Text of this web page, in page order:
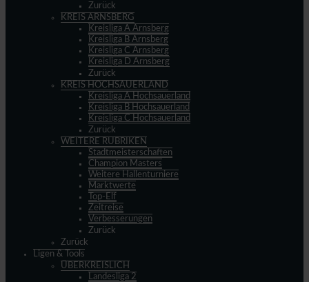
Zurück
KREIS ARNSBERG
Kreisliga A Arnsberg
Kreisliga B Arnsberg
Kreisliga C Arnsberg
Kreisliga D Arnsberg
Zurück
KREIS HOCHSAUERLAND
Kreisliga A Hochsauerland
Kreisliga B Hochsauerland
Kreisliga C Hochsauerland
Zurück
WEITERE RUBRIKEN
Stadtmeisterschaften
Champion Masters
Weitere Hallenturniere
Marktwerte
Top-Elf
Zeitreise
Verbesserungen
Zurück
Zurück
Ligen & Tools
ÜBERKREISLICH
Landesliga 2